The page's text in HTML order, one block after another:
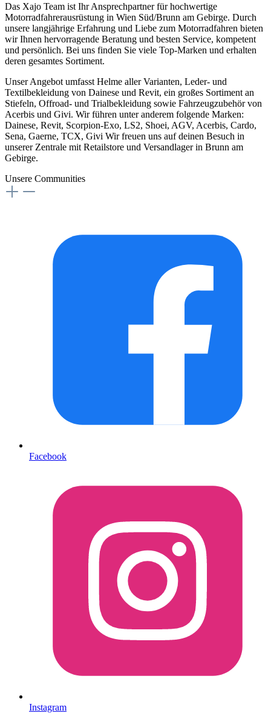
Das Xajo Team ist Ihr Ansprechpartner für hochwertige
Motorradfahrerausrüstung in Wien Süd/Brunn am Gebirge. Durch
unsere langjährige Erfahrung und Liebe zum Motorradfahren bieten
wir Ihnen hervorragende Beratung und besten Service, kompetent
und persönlich. Bei uns finden Sie viele Top-Marken und erhalten
deren gesamtes Sortiment.
Unser Angebot umfasst Helme aller Varianten, Leder- und
Textilbekleidung von Dainese und Revit, ein großes Sortiment an
Stiefeln, Offroad- und Trialbekleidung sowie Fahrzeugzubehör von
Acerbis und Givi. Wir führen unter anderem folgende Marken:
Dainese, Revit, Scorpion-Exo, LS2, Shoei, AGV, Acerbis, Cardo,
Sena, Gaerne, TCX, Givi Wir freuen uns auf deinen Besuch in
unserer Zentrale mit Retailstore und Versandlager in Brunn am
Gebirge.
Unsere Communities
Facebook
Instagram